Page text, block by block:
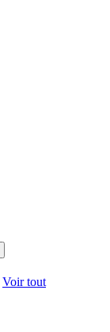
Voir tout